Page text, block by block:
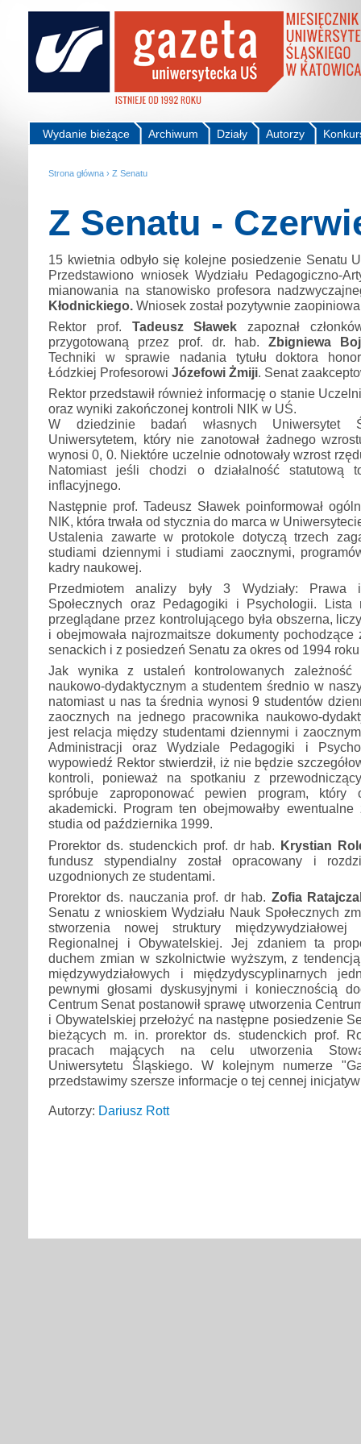
Autorzy
Działy
Archiwum
Wydanie bieżące
Strona główna › Z Senatu
Z Senatu -
15 kwietnia odbyło się kolejne posiedzenie Senatu
Przedstawiono wniosek Wydziału Pedagogiczno-
mianowania na stanowisko profesora
Kłodnickiego. Wniosek został pozytywnie
Rektor prof. Tadeusz Sławek zapoznał
przygotowaną przez prof. dr. hab. Zbigniewa
Techniki w sprawie nadania tytułu doktora
Łódzkiej Profesorowi Józefowi Żmiji. Senat
Rektor przedstawił również informację o stanie
oraz wyniki zakończonej kontroli NIK w UŚ.
W dziedzinie badań własnych Uniwersytet
Uniwersytetem, który nie zanotował żadnego
wynosi 0, 0. Niektóre uczelnie odnotowały wzrost
Natomiast jeśli chodzi o działalność statutową
inflacyjnego.
Następnie prof. Tadeusz Sławek poinformował
NIK, która trwała od stycznia do marca w
Ustalenia zawarte w protokole dotyczą trzech
studiami dziennymi i studiami zaocznymi,
kadry naukowej.
Przedmiotem analizy były 3 Wydziały: Prawa
Społecznych oraz Pedagogiki i Psychologii. Lista
przeglądane przez kontrolującego była obszerna,
i obejmowała najrozmaitsze dokumenty pochodzące
senackich i z posiedzeń Senatu za okres od 1994
Jak wynika z ustaleń kontrolowanych zależność
naukowo-dydaktycznym a studentem średnio w
natomiast u nas ta średnia wynosi 9 studentów
zaocznych na jednego pracownika naukowo-
jest relacja między studentami dziennymi i
Administracji oraz Wydziale Pedagogiki i
wypowiedź Rektor stwierdził, iż nie będzie
kontroli, ponieważ na spotkaniu z
spróbuje zaproponować pewien program, który
akademicki. Program ten obejmowałby
studia od października 1999.
Prorektor ds. studenckich prof. dr hab. Krystian
fundusz stypendialny został opracowany i
uzgodnionych ze studentami.
Prorektor ds. nauczania prof. dr hab. Zofia
Senatu z wnioskiem Wydziału Nauk Społecznych
stworzenia nowej struktury
Regionalnej i Obywatelskiej. Jej zdaniem ta
duchem zmian w szkolnictwie wyższym, z
międzywydziałowych i międzydyscyplinarnych
pewnymi głosami dyskusyjnymi i koniecznością
Centrum Senat postanowił sprawę utworzenia
i Obywatelskiej przełożyć na następne posiedzenie
bieżących m. in. prorektor ds. studenckich prof.
pracach mających na celu utworzenia
Uniwersytetu Śląskiego. W kolejnym numerze
przedstawimy szersze informacje o tej cennej
Autorzy: Dariusz Rott